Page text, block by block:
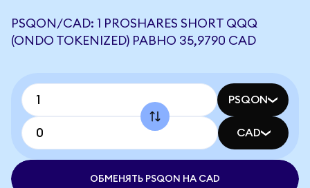
PSQON/CAD: 1 PROSHARES SHORT QQQ
(ONDO TOKENIZED) РАВНО 35,9790 CAD
PSQON
CAD
ОБМЕНЯТЬ PSQON НА CAD